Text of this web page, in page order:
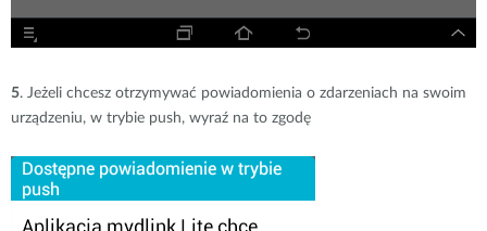
5. Jeżeli chcesz otrzymywać powiadomienia o zdarzeniach na swoim
urządzeniu, w trybie push, wyraź na to zgodę